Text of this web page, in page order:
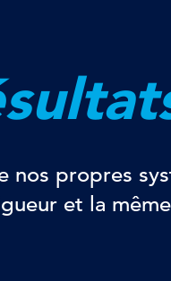
nos propres
et la